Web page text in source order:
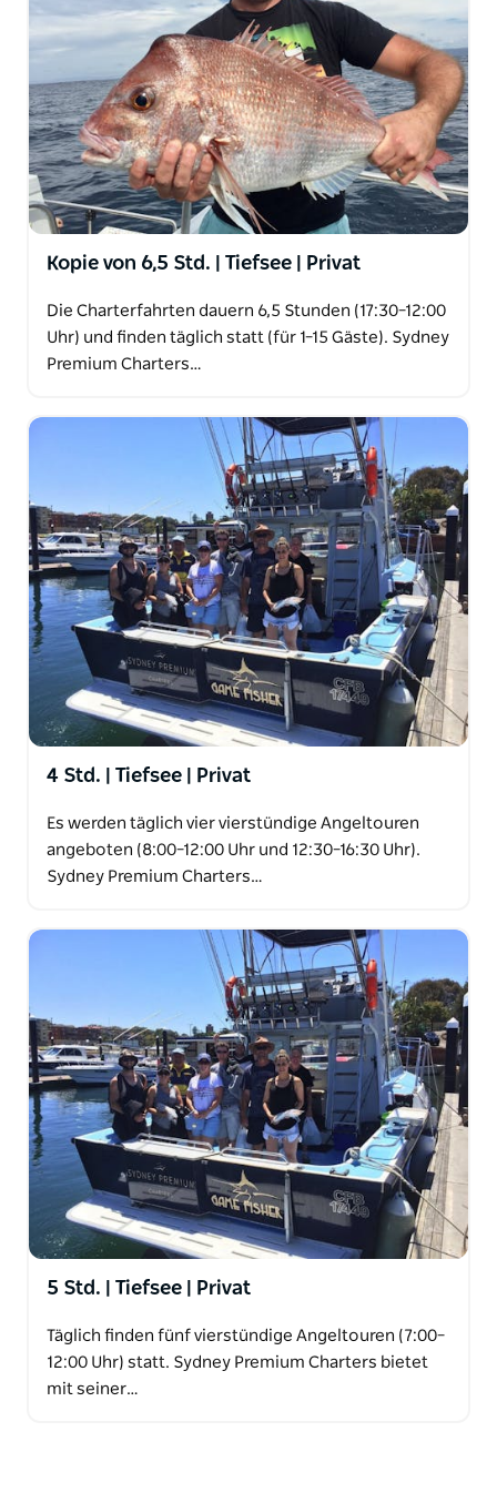
Premium Charters flexible Vormittags- und
Nachmittagstouren an, die sowohl für Anfänger als
auch für erfahrene Angler geeignet sind. Mit
professionellem Service, voll lizenzierten Schiffen
und individuell gestalteten Gruppenpaketen für
Geburtstage, Junggesellenabschiede und
Firmenveranstaltungen hat sich das Unternehmen
zu einer vertrauenswürdigen Wahl für alle
entwickelt, die online nach den besten Angeltouren
in Sydney und Cronulla suchen.
Kopie von 6,5 Std. | Tiefsee | Privat
Die Charterfahrten dauern 6,5 Stunden (17:30–12:00
Uhr) und finden täglich statt (für 1–15 Gäste). Sydney
Premium Charters…
4 Std. | Tiefsee | Privat
Es werden täglich vier vierstündige Angeltouren
angeboten (8:00–12:00 Uhr und 12:30–16:30 Uhr).
Sydney Premium Charters…
5 Std. | Tiefsee | Privat
Täglich finden fünf vierstündige Angeltouren (7:00–
12:00 Uhr) statt. Sydney Premium Charters bietet
mit seiner…